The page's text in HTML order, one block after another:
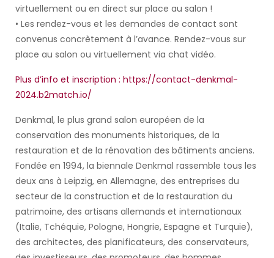
virtuellement ou en direct sur place au salon !
• Les rendez-vous et les demandes de contact sont
convenus concrètement à l’avance. Rendez-vous sur
place au salon ou virtuellement via chat vidéo.
Plus d’info et inscription : https://contact-denkmal-
2024.b2match.io/
Denkmal, le plus grand salon européen de la
conservation des monuments historiques, de la
restauration et de la rénovation des bâtiments anciens.
Fondée en 1994, la biennale Denkmal rassemble tous les
deux ans à Leipzig, en Allemagne, des entreprises du
secteur de la construction et de la restauration du
patrimoine, des artisans allemands et internationaux
(Italie, Tchéquie, Pologne, Hongrie, Espagne et Turquie),
des architectes, des planificateurs, des conservateurs,